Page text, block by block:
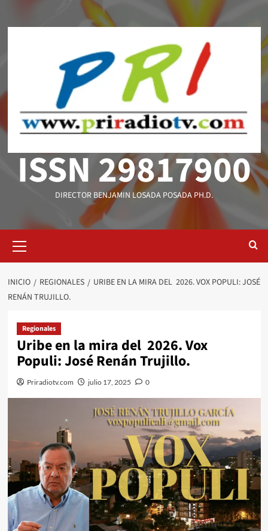
ISSN 29817900
DIRECTOR BENJAMIN LOSADA POSADA PH.D.
primario
INICIO REGIONALES
URIBE EN LA MIRA DEL 2026. VOX POPULI: JOSÉ
RENÁN TRUJILLO.
Regionales
Uribe en la mira del 2026. Vox
Populi: José Renán Trujillo.
Priradiotv.com julio 17, 2025 0